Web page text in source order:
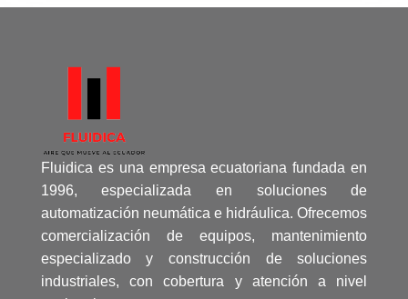
Fluidica es una empresa ecuatoriana fundada en
1996, especializada en soluciones de
automatización neumática e hidráulica. Ofrecemos
comercialización de equipos, mantenimiento
especializado y construcción de soluciones
industriales, con cobertura y atención a nivel